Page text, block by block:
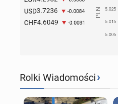
USD3.7236 -0.0084
CHF4.6049 -0.0031
Rolki Wiadomości›